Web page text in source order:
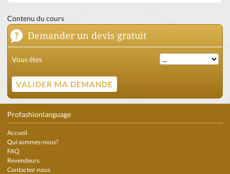
Contenu du cours
Demander un devis gratuit
Vous êtes
Profashionlanguage
Accueil
Qui sommes-nous?
FAQ
Revendeurs
Contactez-nous